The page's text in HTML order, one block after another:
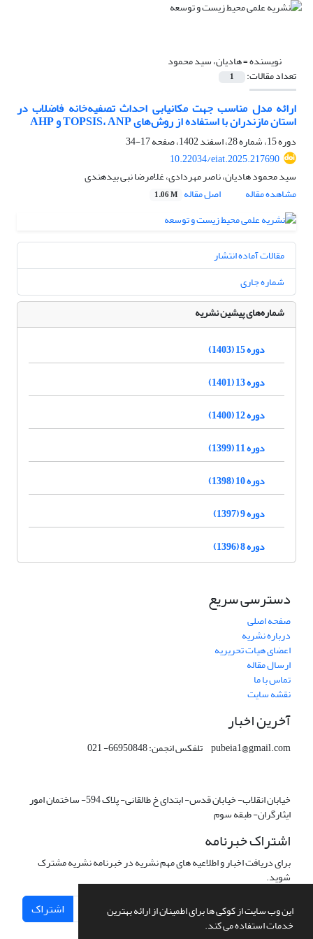
این وب سایت از کوکی ها برای اطمینان از ارائه بهترین
خدمات استفاده می کند.
نویسنده =هادیان، سید محمود
تعداد مقالات: 1
ارائه مدل مناسب جهت مکانیابی احداث تصفیه‌خانه فاضلاب در
استان مازندران با استفاده از روش‌‌های TOPSIS، ANP و AHP
دوره 15، شماره 28، اسفند 1402، صفحه
17-34
10.22034/eiat.2025.217690
سید محمود هادیان، ناصر مهردادی، غلامرضا نبی بیدهندی
مشاهده مقاله
اصل مقاله 1.06 M
مقالات آماده انتشار
شماره جاری
شماره‌های پیشین نشریه
دوره 15 (1403)
دوره 13 (1401)
دوره 12 (1400)
دوره 11 (1399)
دوره 10 (1398)
دوره 9 (1397)
دوره 8 (1396)
دسترسی سریع
صفحه اصلی
درباره نشریه
اعضای هیات تحریریه
ارسال مقاله
تماس با ما
نقشه سایت
آخرین اخبار
pubeia1@gmail.com تلفکس انجمن: 66950848- 021
خیابان انقلاب- خیابان قدس- ابتدای خ طالقانی- پلاک 594- ساختمان امور
ایثارگران- طبقه سوم
اشتراک خبرنامه
برای دریافت اخبار و اطلاعیه های مهم نشریه در خبرنامه نشریه مشترک
شوید.
اشتراک